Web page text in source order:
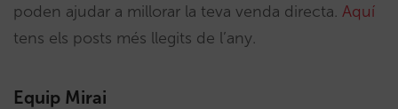
poden ajudar a millorar la teva venda directa. Aquí
tens els posts més llegits de l’any.
Equip Mirai